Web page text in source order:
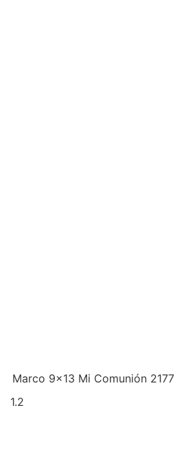
Marco 9×13 Mi Comunión 2177